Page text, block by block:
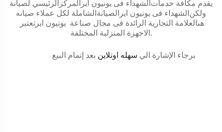
المركزالرئيسي لصيانة يونيون اير فى الشهداء يقدم مكافة خدمات
الصيانةالشاملة لكل عملاء صيانه يونيون اير فى الشهداء ولكن
تعتبر يونيون اير هىالعلامة التجارية الرائدة فى مجال صناعة
الاجهزة المنزلية المختلفة .
برجاء الإشارة الي سهله اونلاين بعد إتمام البيع